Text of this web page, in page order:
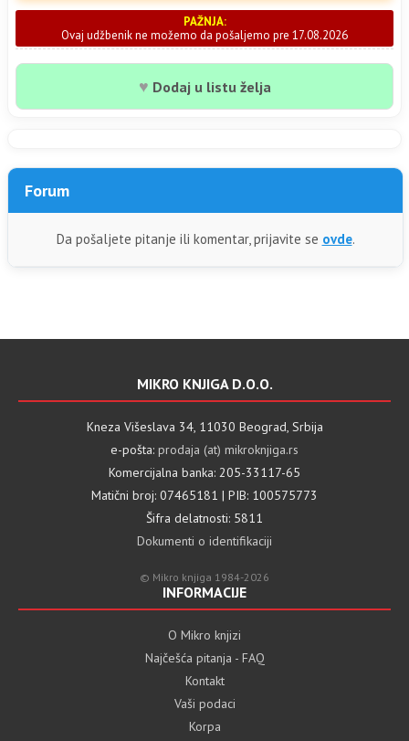
PAŽNJA:
Ovaj udžbenik ne možemo da pošaljemo pre 17.08.2026
♥ Dodaj u listu želja
Forum
Da pošaljete pitanje ili komentar, prijavite se ovde.
MIKRO KNJIGA D.O.O.
Kneza Višeslava 34, 11030 Beograd, Srbija
e-pošta: prodaja (at) mikroknjiga.rs
Komercijalna banka: 205-33117-65
Matični broj: 07465181 | PIB: 100575773
Šifra delatnosti: 5811
Dokumenti o identifikaciji
© Mikro knjiga 1984-2026
INFORMACIJE
O Mikro knjizi
Najčešća pitanja - FAQ
Kontakt
Vaši podaci
Korpa